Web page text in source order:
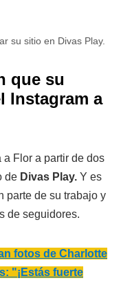
su sitio en Divas Play.
que su
Instagram a
Flor a partir de dos
de Divas Play. Y es
parte de su trabajo y
de seguidores.
fotos de Charlotte
"¡Estás fuerte